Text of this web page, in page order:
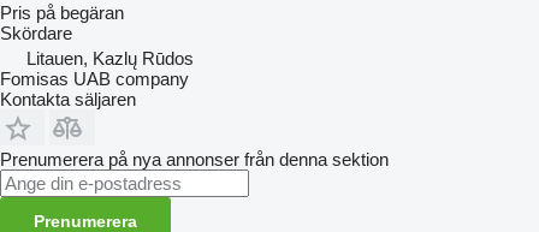
Pris på begäran
Skördare
Litauen, Kazlų Rūdos
Fomisas UAB company
Kontakta säljaren
Prenumerera på nya annonser från denna sektion
Prenumerera